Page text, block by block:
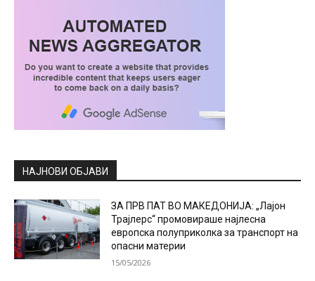
НАЈНОВИ ОБЈАВИ
ЗА ПРВ ПАТ ВО МАКЕДОНИЈА: „Лајон
Трајлерс“ промовираше најлесна
европска полуприколка за транспорт на
опасни материи
15/05/2026